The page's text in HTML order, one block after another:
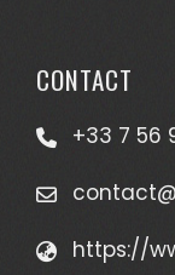
CONTACT
+33 7 56
https://